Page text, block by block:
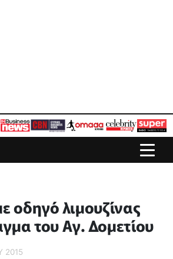
οδηγό λιμουζίνας
του Αγ. Δομετίου
2015